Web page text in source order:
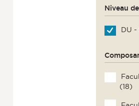
Niveau
DU -
(18)